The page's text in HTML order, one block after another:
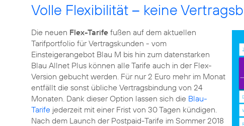
Volle Flexibilität – keine
Die neuen Flex-Tarife fußen auf dem aktuellen
Tarifportfolio für Vertragskunden - vom
Einsteigerangebot Blau M bis hin zum datenstarken
Blau Allnet Plus können alle Tarife auch in der Flex-
Version gebucht werden. Für nur 2 Euro mehr im Monat
entfällt die sonst übliche Vertragsbindung von 24
Monaten. Dank dieser Option lassen sich die Blau-
Tarife jederzeit mit einer Frist von 30 Tagen kündigen.
Nach dem Launch der Postpaid-Tarife im Sommer 2018